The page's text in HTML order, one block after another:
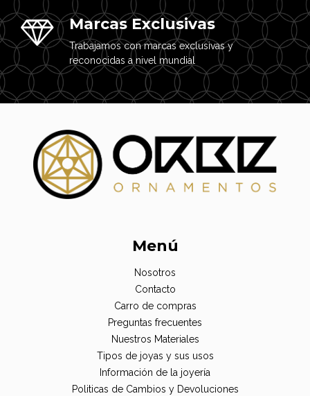
Marcas Exclusivas
Trabajamos con marcas exclusivas y
reconocidas a nivel mundial
Menú
Nosotros
Contacto
Carro de compras
Preguntas frecuentes
Nuestros Materiales
Tipos de joyas y sus usos
Información de la joyería
Politicas de Cambios y Devoluciones